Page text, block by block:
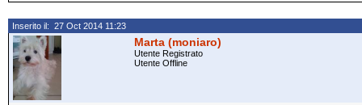
Inserito il: 27 Oct 2014 11:23
Marta (moniaro)
Utente Registrato
Utente Offline